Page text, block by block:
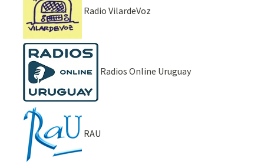
Radio VilardeVoz
Radios Online Uruguay
RAU